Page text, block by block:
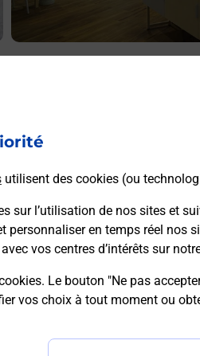
utilisent des cookies (ou
sur l’utilisation de nos sites et
personnaliser en temps réel
vos centres d’intérêts sur
Le bouton "Ne pas
vos choix à tout moment ou
dans vos bureaux de Poste à
PRINCIPAL (38300) !